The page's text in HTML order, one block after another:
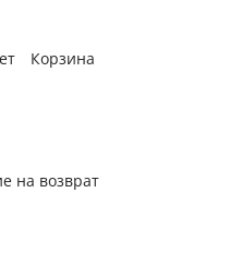
Корзина
на возврат